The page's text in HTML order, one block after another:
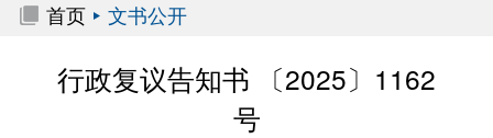
首页
文书公开
行政复议告知书 〔2025〕1162
号